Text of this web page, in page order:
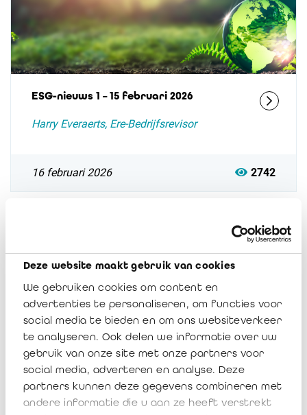
Deze website maakt gebruik van cookies
We gebruiken cookies om content en
advertenties te personaliseren, om functies voor
social media te bieden en om ons websiteverkeer
te analyseren. Ook delen we informatie over uw
gebruik van onze site met onze partners voor
social media, adverteren en analyse. Deze
partners kunnen deze gegevens combineren met
andere informatie die u aan ze heeft verstrekt
ESG-nieuws 1 – 15 februari 2026
Harry Everaerts, Ere-Bedrijfsrevisor
16 februari 2026 2742
ESG-nieuws 15-21 januari 2026
Harry Everaerts, Ere-Bedrijfsrevisor
11 februari 2026 2810